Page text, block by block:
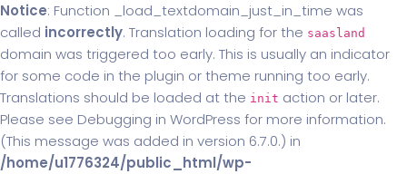
Notice: Function _load_textdomain_just_in_time was
called incorrectly. Translation loading for the saasland
domain was triggered too early. This is usually an indicator
for some code in the plugin or theme running too early.
Translations should be loaded at the init action or later.
Please see Debugging in WordPress for more information.
(This message was added in version 6.7.0.) in
/home/u1776324/public_html/wp-